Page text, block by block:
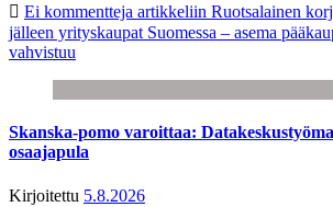
Ei kommentteja artikkeliin Ruotsalainen
jälleen yrityskaupat Suomessa – asema
vahvistuu
Skanska-pomo varoittaa:
osaajapula
Kirjoitettu 5.8.2026